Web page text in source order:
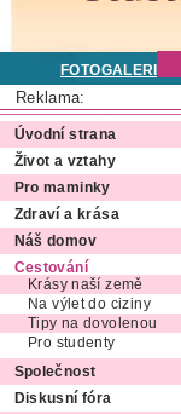
FOTOGALERIE
Reklama:
Úvodní strana
Život a vztahy
Pro maminky
Zdraví a krása
Náš domov
Cestování
Krásy naší země
Na výlet do ciziny
Tipy na dovolenou
Pro studenty
Společnost
Diskusní fóra